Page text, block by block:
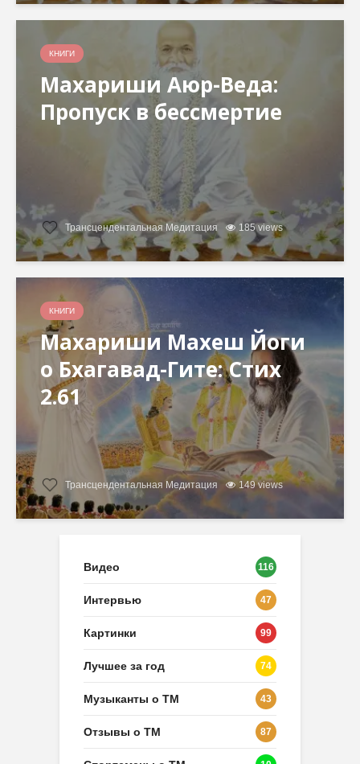
КНИГИ
Махариши Аюр-Веда:
Пропуск в бессмертие
Трансцендентальная Медитация 185 views
КНИГИ
Махариши Махеш Йоги
о Бхагавад-Гите: Стих
2.61
Трансцендентальная Медитация 149 views
Видео 116
Интервью 47
Картинки 99
Лучшее за год 74
Музыканты о ТМ 43
Отзывы о ТМ 87